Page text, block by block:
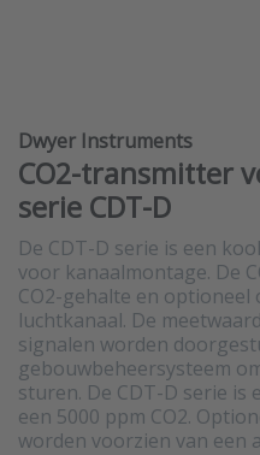
Dwyer Instruments
CO2-transmitter
serie CDT-D
De CDT-D serie is een
voor kanaalmontage. De
CO2-gehalte en
luchtkanaal. De
signalen worden
gebouwbeheersysteem
sturen. De CDT-D serie is
een 5000 ppm CO2.
worden voorzien van een